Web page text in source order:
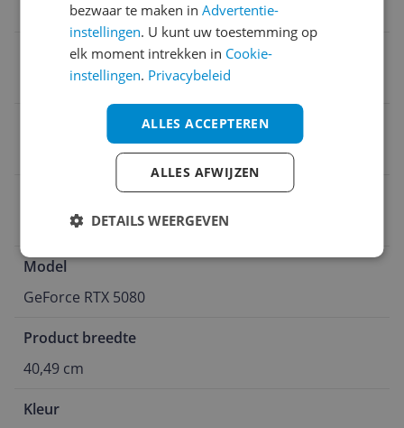
960.000 MB/s
Maximaal aantal schermen
Verpakking breedte
Chipfabrikant
NVIDIA
Model
GeForce RTX 5080
Product breedte
40,49 cm
Kleur
bezwaar te maken inAdvertentie-
instellingen. U kunt uw toestemming op
elk moment intrekken in Cookie-
instellingen. Privacybeleid
ALLES ACCEPTEREN
ALLES AFWIJZEN
DETAILS WEERGEVEN